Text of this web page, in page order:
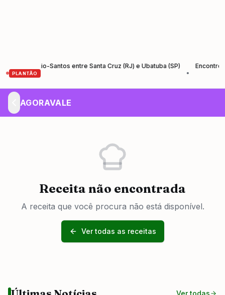
PLANTÃO
Rio-Santos entre Santa Cruz (RJ) e Ubatuba (SP)
Encontro de
AGORAVALE
Receita não encontrada
A receita que você procura não está disponível.
Ver todas as receitas
Ver todas